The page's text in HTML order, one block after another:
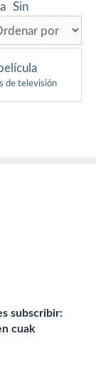
Sin
de televisión
subscribir:
cuak